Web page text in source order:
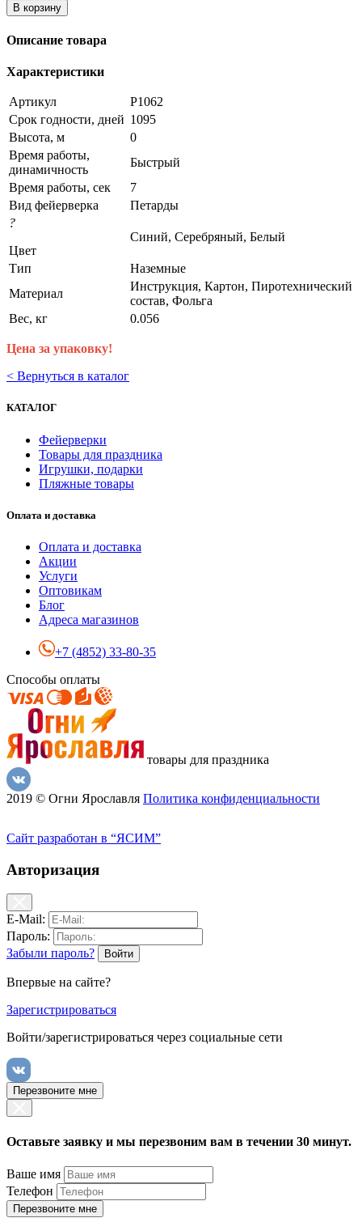
В корзину
Описание товара
Характеристики
Артикул
Р1062
Срок годности, дней 1095
Высота, м
0
Время работы,
динамичность
Быстрый
Время работы, сек
7
Вид фейерверка
Петарды
?
Цвет
Синий, Серебряный, Белый
Тип
Наземные
Материал
Инструкция, Картон, Пиротехнический
состав, Фольга
Вес, кг
0.056
Цена за упаковку!
< Вернуться в каталог
КАТАЛОГ
Фейерверки
Товары для праздника
Игрушки, подарки
Пляжные товары
Оплата и доставка
Оплата и доставка
Акции
Услуги
Оптовикам
Блог
Адреса магазинов
+7 (4852) 33-80-35
Способы оплаты
товары для праздника
2019 © Огни Ярославля Политика конфиденциальности
Сайт разработан в “ЯСИМ”
Авторизация
E-Mail:
Пароль:
Забыли пароль?
Впервые на сайте?
Зарегистрироваться
Войти/зарегистрироваться через социальные сети
Перезвоните мне
Оставьте заявку и мы перезвоним вам в течении 30 минут.
Ваше имя
Телефон
Перезвоните мне